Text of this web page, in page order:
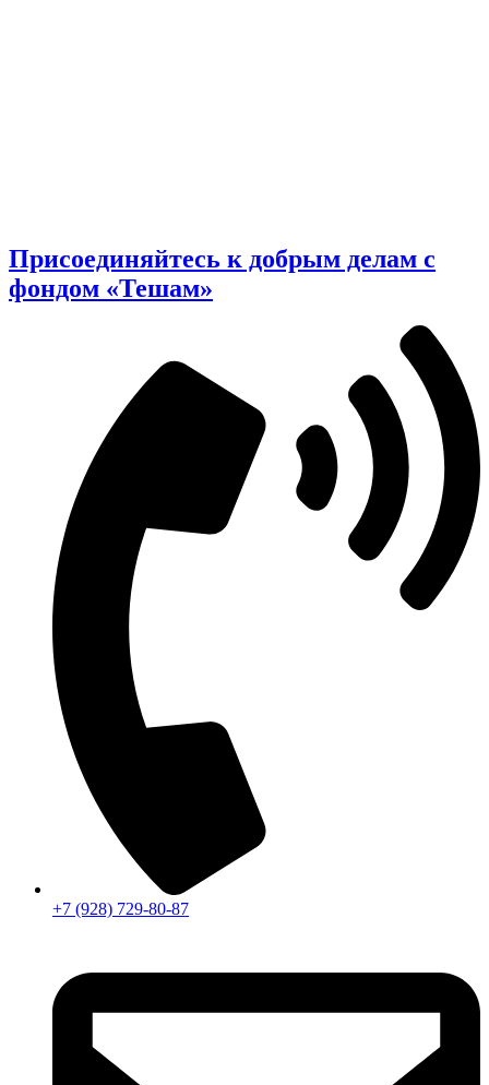
Присоединяйтесь к добрым делам с
фондом «Тешам»
+7 (928) 729-80-87